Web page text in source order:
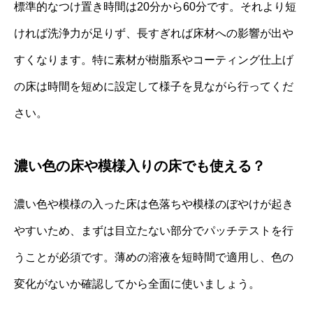
標準的なつけ置き時間は20分から60分です。それより短
ければ洗浄力が足りず、長すぎれば床材への影響が出や
すくなります。特に素材が樹脂系やコーティング仕上げ
の床は時間を短めに設定して様子を見ながら行ってくだ
さい。
濃い色の床や模様入りの床でも使える？
濃い色や模様の入った床は色落ちや模様のぼやけが起き
やすいため、まずは目立たない部分でパッチテストを行
うことが必須です。薄めの溶液を短時間で適用し、色の
変化がないか確認してから全面に使いましょう。